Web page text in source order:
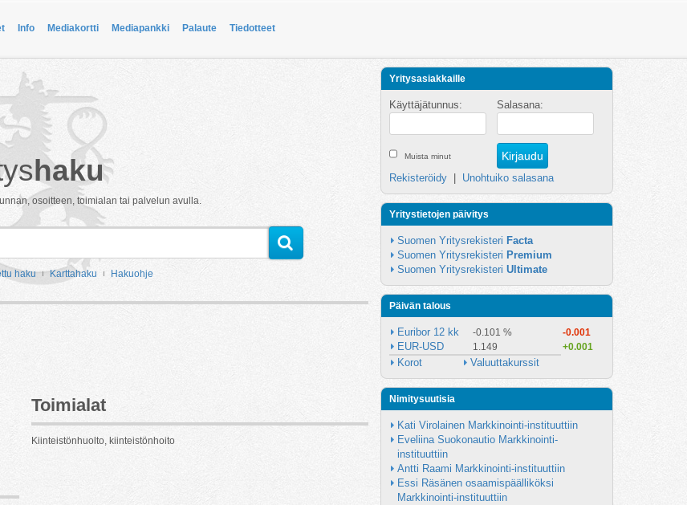
Info Mediakortti Mediapankki Palaute Tiedotteet
haku
osoitteen, toimialan tai palvelun avulla.
haku Karttahaku Hakuohje
Toimialat
Kiinteistönhuolto, kiinteistönhoito
Yritysasiakkaille
Käyttäjätunnus: Salasana:
Muista minut
Rekisteröidy Unohtuiko salasana
Yritystietojen päivitys
Suomen Yritysrekisteri Facta
Suomen Yritysrekisteri Premium
Suomen Yritysrekisteri Ultimate
Päivän talous
Euribor 12 kk -0.101 % -0.001
EUR-USD 1.149 +0.001
Korot Valuuttakurssit
Nimitysuutisia
Kati Virolainen Markkinointi-instituuttiin
Eveliina Suokonautio Markkinointi-
instituuttiin
Antti Raami Markkinointi-instituuttiin
Essi Räsänen osaamispäälliköksi
Markkinointi-instituuttiin